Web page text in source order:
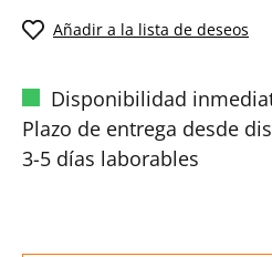
Añadir a la lista de deseos
Disponibilidad
Plazo de entrega desde
3-5 días laborables